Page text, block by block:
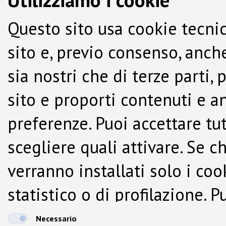
Questo sito usa cookie
sito e, previo consenso,
sia nostri che di terze parti,
sito e proporti contenuti e
preferenze. Puoi accettare
scegliere quali attivare. Se
verranno installati solo i
statistico o di profilazione.
dalla Cookie Policy.
Necessario